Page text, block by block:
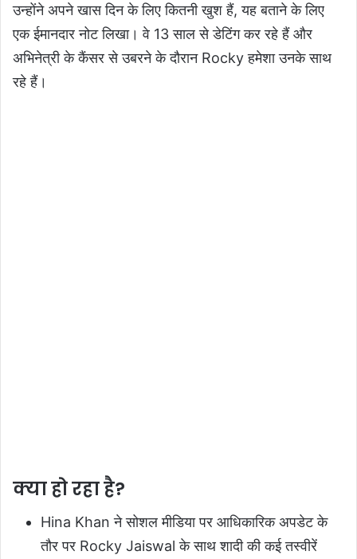
उन्होंने अपने खास दिन के लिए कितनी खुश हैं, यह बताने के लिए
एक ईमानदार नोट लिखा। वे 13 साल से डेटिंग कर रहे हैं और
अभिनेत्री के कैंसर से उबरने के दौरान Rocky हमेशा उनके साथ
रहे हैं।
क्या हो रहा है?
Hina Khan ने सोशल मीडिया पर आधिकारिक अपडेट के
तौर पर Rocky Jaiswal के साथ शादी की कई तस्वीरें